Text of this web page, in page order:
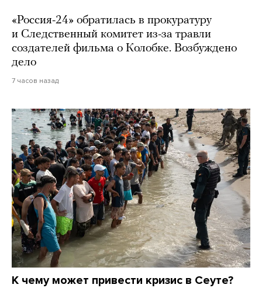
«Россия-24» обратилась в прокуратуру
и Следственный комитет из-за травли
создателей фильма о Колобке. Возбуждено
дело
7 часов назад
К чему может привести кризис в Сеуте?